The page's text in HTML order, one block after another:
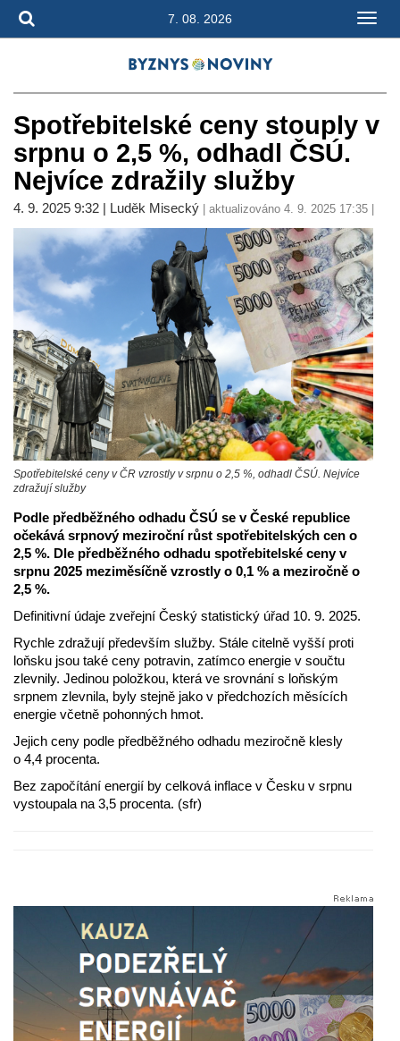
7. 08. 2026
Spotřebitelské ceny stouply v
srpnu o 2,5 %, odhadl ČSÚ.
Nejvíce zdražily služby
4. 9. 2025 9:32 | Luděk Misecký | aktualizováno 4. 9. 2025 17:35 |
Spotřebitelské ceny v ČR vzrostly v srpnu o 2,5 %, odhadl ČSÚ. Nejvíce
zdražují služby
Podle předběžného odhadu ČSÚ se v České republice
očekává srpnový meziroční růst spotřebitelských cen o
2,5 %. Dle předběžného odhadu spotřebitelské ceny v
srpnu 2025 meziměsíčně vzrostly o 0,1 % a meziročně o
2,5 %.
Definitivní údaje zveřejní Český statistický úřad 10. 9. 2025.
Rychle zdražují především služby. Stále citelně vyšší proti
loňsku jsou také ceny potravin, zatímco energie v součtu
zlevnily. Jedinou položkou, která ve srovnání s loňským
srpnem zlevnila, byly stejně jako v předchozích měsících
energie včetně pohonných hmot.
Jejich ceny podle předběžného odhadu meziročně klesly
o 4,4 procenta.
Bez započítání energií by celková inflace v Česku v srpnu
vystoupala na 3,5 procenta. (sfr)